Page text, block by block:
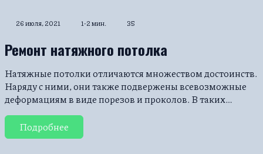
26 июля, 2021 1-2 мин. 35
Ремонт натяжного потолка
Натяжные потолки отличаются множеством достоинств.
Наряду с ними, они также подвержены всевозможные
деформациям в виде порезов и проколов. В таких…
Подробнее